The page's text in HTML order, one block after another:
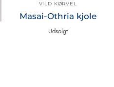
VILD KØRVEL
Masai-Othria kjole
Udsolgt